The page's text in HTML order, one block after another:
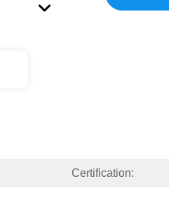
Certification: